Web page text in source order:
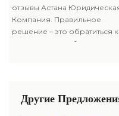
отзывы Астана
Компания. Правильное
решение – это обратиться к
специалисту, кой не лишь
Другие